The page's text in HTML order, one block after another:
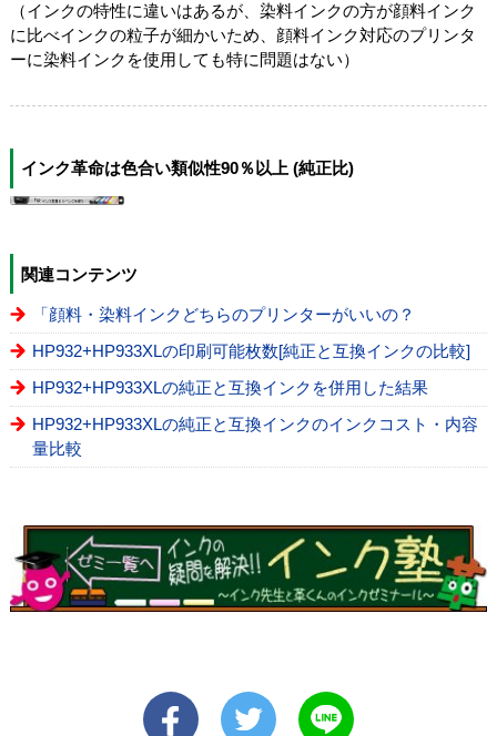
（インクの特性に違いはあるが、染料インクの方が顔料インク
に比べインクの粒子が細かいため、顔料インク対応のプリンタ
ーに染料インクを使用しても特に問題はない）
インク革命は色合い類似性90％以上 (純正比)
関連コンテンツ
「顔料・染料インクどちらのプリンターがいいの？
HP932+HP933XLの印刷可能枚数[純正と互換インクの比較]
HP932+HP933XLの純正と互換インクを併用した結果
HP932+HP933XLの純正と互換インクのインクコスト・内容
量比較